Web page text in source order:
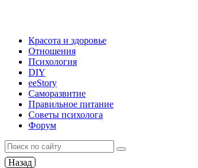
Красота и здоровье
Отношения
Психология
DIY
ееStory
Саморазвитие
Правильное питание
Советы психолога
Форум
Назад